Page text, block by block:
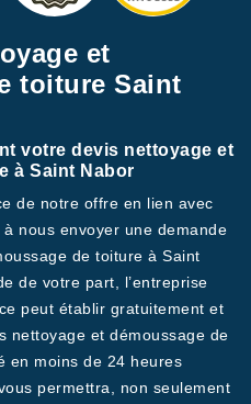
et
toiture Saint
votre devis nettoyage et
à Saint Nabor
de notre offre en lien avec
nous envoyer une demande
de toiture à Saint
de votre part, l’entreprise
peut établir gratuitement et
nettoyage et démoussage de
en moins de 24 heures
permettra, non seulement